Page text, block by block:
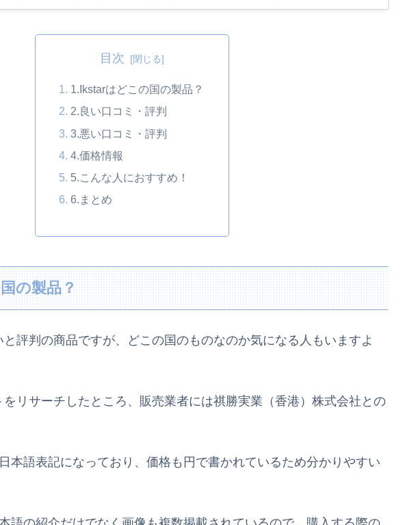
目次
1.Ikstarはどこの国の製品？
2.良い口コミ・評判
3.悪い口コミ・評判
4.価格情報
5.こんな人におすすめ！
6.まとめ
の製品？
評判の商品ですが、どこの国のものなのか気になる人もいますよ
リサーチしたところ、販売業者には祺勝実業（香港）株式会社との
本語表記になっており、価格も円で書かれているため分かりやすい